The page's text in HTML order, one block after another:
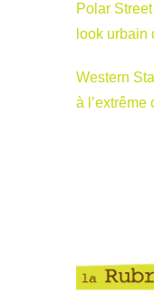
Polar
look urbain
Western
à l’extrême